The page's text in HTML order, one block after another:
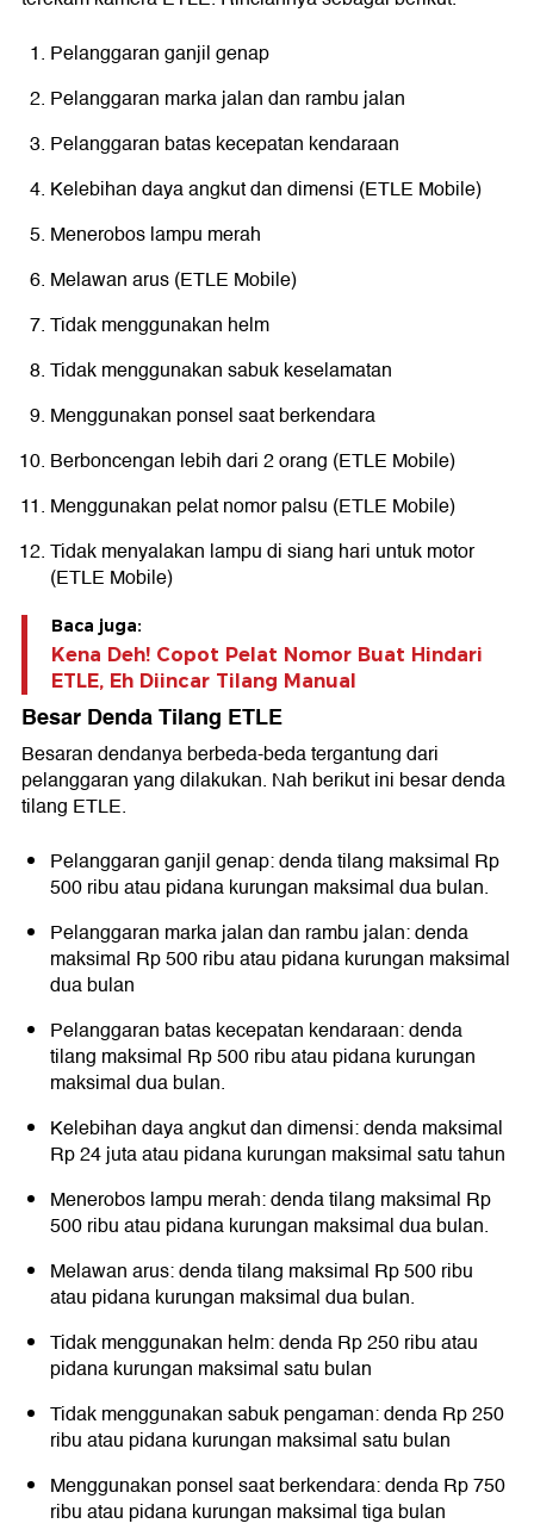
Pelanggaran ganjil genap
Pelanggaran marka jalan dan rambu jalan
Pelanggaran batas kecepatan kendaraan
Kelebihan daya angkut dan dimensi (ETLE Mobile)
Menerobos lampu merah
Melawan arus (ETLE Mobile)
Tidak menggunakan helm
Tidak menggunakan sabuk keselamatan
Menggunakan ponsel saat berkendara
Berboncengan lebih dari 2 orang (ETLE Mobile)
Menggunakan pelat nomor palsu (ETLE Mobile)
Tidak menyalakan lampu di siang hari untuk motor
(ETLE Mobile)
Baca juga:
Kena Deh! Copot Pelat Nomor Buat Hindari
ETLE, Eh Diincar Tilang Manual
Besar Denda Tilang ETLE
Besaran dendanya berbeda-beda tergantung dari
pelanggaran yang dilakukan. Nah berikut ini besar denda
tilang ETLE.
Pelanggaran ganjil genap: denda tilang maksimal Rp
500 ribu atau pidana kurungan maksimal dua bulan.
Pelanggaran marka jalan dan rambu jalan: denda
maksimal Rp 500 ribu atau pidana kurungan maksimal
dua bulan
Pelanggaran batas kecepatan kendaraan: denda
tilang maksimal Rp 500 ribu atau pidana kurungan
maksimal dua bulan.
Kelebihan daya angkut dan dimensi: denda maksimal
Rp 24 juta atau pidana kurungan maksimal satu tahun
Menerobos lampu merah: denda tilang maksimal Rp
500 ribu atau pidana kurungan maksimal dua bulan.
Melawan arus: denda tilang maksimal Rp 500 ribu
atau pidana kurungan maksimal dua bulan.
Tidak menggunakan helm: denda Rp 250 ribu atau
pidana kurungan maksimal satu bulan
Tidak menggunakan sabuk pengaman: denda Rp 250
ribu atau pidana kurungan maksimal satu bulan
Menggunakan ponsel saat berkendara: denda Rp 750
ribu atau pidana kurungan maksimal tiga bulan